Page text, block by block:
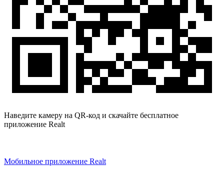
Наведите камеру на QR-код и скачайте бесплатное
приложение Realt
Мобильное приложение Realt